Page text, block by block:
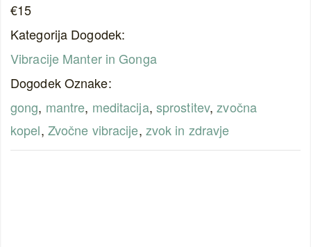
€15
Kategorija Dogodek:
Vibracije Manter in Gonga
Dogodek Oznake:
gong, mantre, meditacija, sprostitev,zvočna
kopel, Zvočne vibracije, zvok in zdravje